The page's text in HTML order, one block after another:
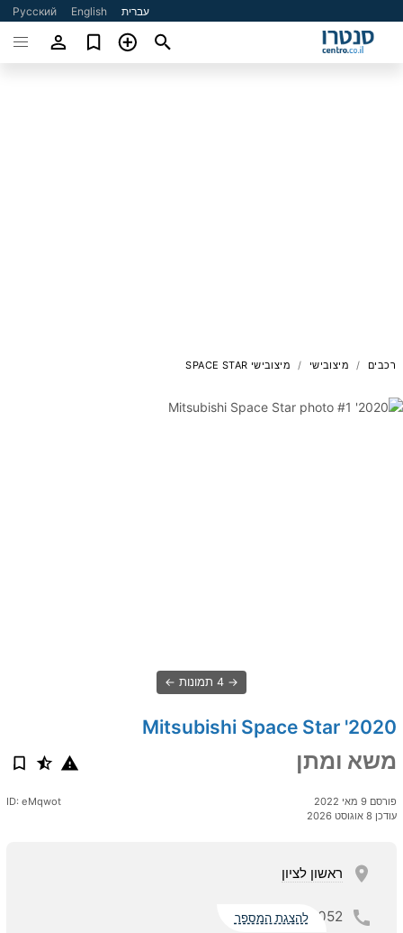
עברית English
Русский
רכבים מיצובישי מיצובישי SPACE STAR
4 תמונות
2020' Mitsubishi Space Star
משא ומתן
פורסם 9 מאי 2022
עודכן 8 אוגוסט 2026
ID: eMqwot
ראשון לציון
052 להצגת המספר